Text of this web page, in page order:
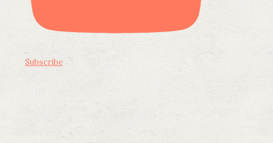
Subscribe